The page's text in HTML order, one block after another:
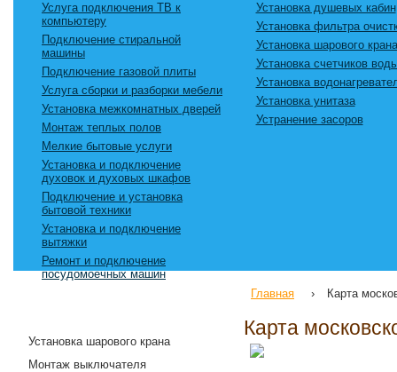
Услуга подключения ТВ к
компьютеру
Подключение стиральной
машины
Подключение газовой плиты
Услуга сборки и разборки мебели
Установка межкомнатных дверей
Монтаж теплых полов
Мелкие бытовые услуги
Установка и подключение
духовок и духовых шкафов
Подключение и установка
бытовой техники
Установка и подключение
вытяжки
Ремонт и подключение
посудомоечных машин
Установка душевых кабин
Установка фильтра
Установка шарового крана
Установка счетчиков
Установка
Установка унитаза
Устранение засоров
Главная › Карта
Карта
Установка шарового крана
Монтаж выключателя